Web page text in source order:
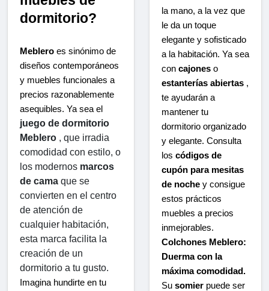
dormitorio?
Meblero es sinónimo de
diseños contemporáneos
y muebles funcionales a
precios razonablemente
juego de dormitorio
Meblero , que irradia
comodidad con estilo, o
los modernos marcos
de cama que se
convierten en el centro
de atención de
cualquier habitación,
esta marca facilita la
creación de un
dormitorio a tu gusto.
la mano, a la vez que
le da un toque
elegante y sofisticado
a la habitación. Ya sea
con cajones o
estanterías abiertas ,
te ayudarán a
mantener tu
dormitorio organizado
y elegante. Consulta
los códigos de
cupón para mesitas
de noche y consigue
estos prácticos
muebles a precios
inmejorables.
Colchones Meblero:
Duerma con la
máxima comodidad.
Su somier puede ser